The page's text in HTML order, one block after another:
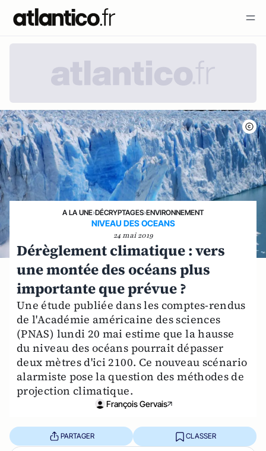
A LA UNE›DÉCRYPTAGES›ENVIRONNEMENT
NIVEAU DES OCEANS
24 mai 2019
Dérèglement climatique : vers
une montée des océans plus
importante que prévue ?
Une étude publiée dans les comptes-rendus
de l'Académie américaine des sciences
(PNAS) lundi 20 mai estime que la hausse
du niveau des océans pourrait dépasser
deux mètres d'ici 2100. Ce nouveau scénario
alarmiste pose la question des méthodes de
projection climatique.
François Gervais
PARTAGER CLASSER